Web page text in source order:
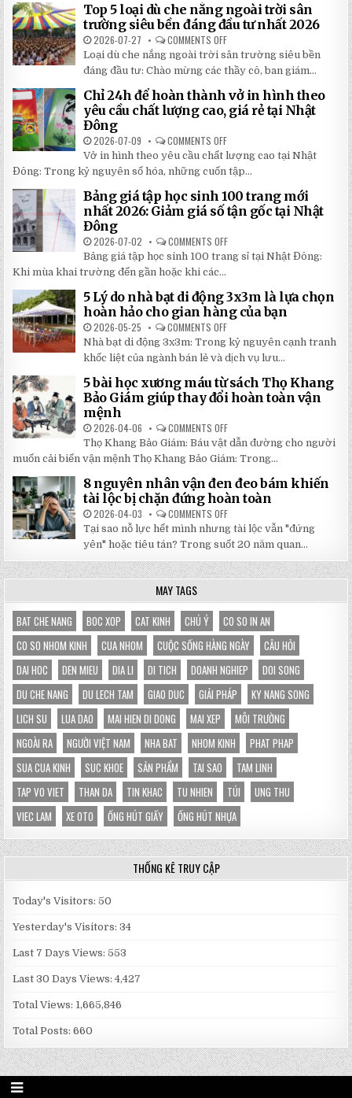
ĐỘNG
QUAY
TAY
TIẾT
2026:
5
BÍ
MẬT
GIÚP
BẠN
TIẾT
KHI
LẮP
ĐẶT
Top 5 loại dù che nắng ngoài trời sân
trường siêu bền đáng đầu tư nhất 2026
2026-07-27 COMMENTS OFF
TOP
5
LOẠI
DÙ
CHE
NẮNG
NGOÀI
TRỜI
BỀN
ĐÁNG
ĐẦU
NHẤT
2026
Loại dù che nắng ngoài trời sân trường siêu bền
đáng đầu tư: Chào mừng các thầy cô, ban giám...
Chỉ 24h để hoàn thành vở in hình theo
yêu cầu chất lượng cao, giá rẻ tại Nhật
Đông
2026-07-09 COMMENTS OFF
CHỈ
24H
ĐỂ
HOÀN
VỞ
IN
HÌNH
YÊU
CHẤT
LƯỢNG
RẺ
TẠI
NHẬT
ĐÔNG
Vở in hình theo yêu cầu chất lượng cao tại Nhật
Đông: Trong kỷ nguyên số hóa, những cuốn tập...
Bảng giá tập học sinh 100 trang mới
nhất 2026: Giảm giá số tận gốc tại Nhật
Đông
2026-07-02 COMMENTS OFF
BẢNG
GIÁ
100
TRANG
MỚI
2026:
GIẢM
GIÁ
SỐ
TẬN
GỐC
TẠI
NHẬT
Bảng giá tập học sinh 100 trang sỉ tại Nhật Đông:
Khi mùa khai trường đến gần hoặc khi các...
5 Lý do nhà bạt di động 3x3m là lựa chọn
hoàn hảo cho gian hàng của bạn
2026-05-25 COMMENTS OFF
5
LÝ
DO
NHÀ
BẠT
DI
ĐỘNG
3X3M
LỰA
HOÀN
HẢO
CHO
HÀNG
CỦA
BẠN
Nhà bạt di động 3x3m: Trong kỷ nguyên cạnh tranh
khốc liệt của ngành bán lẻ và dịch vụ lưu...
5 bài học xương máu từ sách Thọ Khang
Bảo Giám giúp thay đổi hoàn toàn vận
mệnh
2026-04-06 COMMENTS OFF
5
BÀI
HỌC
XƯƠNG
MÁU
TỪ
SÁCH
THỌ
BẢO
GIÁM
GIÚP
THAY
ĐỔI
HOÀN
TOÀN
Thọ Khang Bảo Giám: Báu vật dẫn đường cho người
muốn cải biến vận mệnh Thọ Khang Bảo Giám: Trong...
8 nguyên nhân vận đen đeo bám khiến
tài lộc bị chặn đứng hoàn toàn
2026-04-03 COMMENTS OFF
NGUYÊN
NHÂN
VẬN
ĐEN
ĐEO
BÁM
LỘC
BỊ
CHẶN
ĐỨNG
HOÀN
TOÀN
Tại sao nỗ lực hết mình nhưng tài lộc vẫn "đứng
yên" hoặc tiêu tán? Trong suốt 20 năm quan...
MAY TAGS
BAT CHE NANG BOC XOP CAT KINH CHÚ Ý
CO SO IN AN
CO SO NHOM KINH
CUA NHOM CUỘC SỐNG HÀNG NGÀY
CÂU HỎI
DAI HOC
DEN MIEU DIA LI DI TICH DOANH NGHIEP
DOI SONG
DU CHE NANG
DU LECH TAM GIAO DUC GIẢI PHÁP
KY NANG SONG
LICH SU
LUA DAO MAI HIEN DI DONG MAI XEP
MÔI TRƯỜNG
NGOÀI RA
NGƯỜI VIỆT NAM NHA BAT NHOM KINH
PHAT PHAP
SUA CUA KINH
SUC KHOE SẢN PHẨM TAI SAO
TAM LINH
TAP VO VIET
THAN DA TIN KHAC TU NHIEN TÚI
UNG THU
VIEC LAM
XE OTO ỐNG HÚT GIẤY ỐNG HÚT NHỰA
THỐNG KÊ TRUY CẬP
Today's Visitors:50
Yesterday's Visitors:34
Last 7 Days Views:553
Last 30 Days Views:4,427
Total Views: 1,665,846
Total Posts:660